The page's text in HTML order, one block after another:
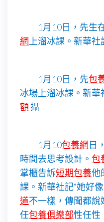
1月10日，先生
網 上溜冰課。新華社
1月10日，先包
冰場上溜冰課。新華
額攝
1月10包養網 日
時間去思考設計。 包
掌櫃告訴短期包養他
課。新華社記“她好
道不一樣，傳聞都說
任包養俱樂部性任性